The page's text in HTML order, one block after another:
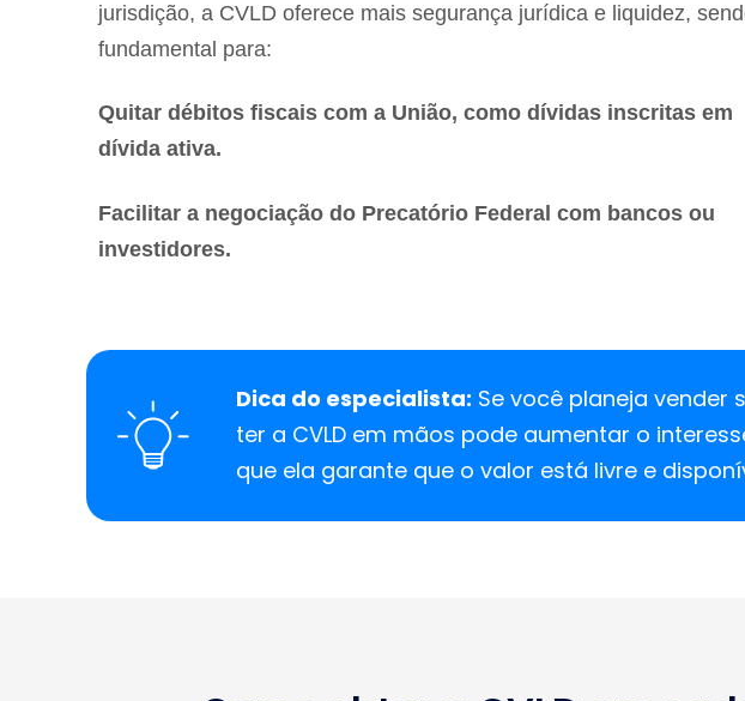
jurisdição, a CVLD oferece mais segurança jurídica e liquidez,
fundamental para:
Quitar débitos fiscais com a União, como dívidas inscritas em
dívida ativa.
Facilitar a negociação do Precatório Federal com bancos ou
investidores.
Dica do especialista: Se você planeja vender
ter a CVLD em mãos pode aumentar o
que ela garante que o valor está livre e